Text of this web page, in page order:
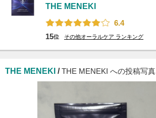
THE MENEKI
6.4
15位 その他オーラルケア ランキング
THE MENEKI /THE MENEKI への投稿写真